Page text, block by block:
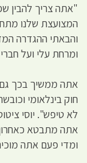
"אתה צריך להבין
המצועצת שלנו
והבאתי ההגדרה
ומרחת עלי ועל
אתה ממשיך בכך
חוק בינלאומי
לא טיפש". יוסי
אתה מתבטא
ומדי פעם אתה